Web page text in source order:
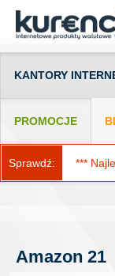
KANTORY
PROMOCJE
Sprawdź: ***
Amazon 21